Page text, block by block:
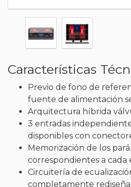
Características
Previo de fono de
fuente de alimentación
Arquitectura híbrida
3 entradas
disponibles con
Memorización de los
correspondientes a cada
Circuitería de
completamente